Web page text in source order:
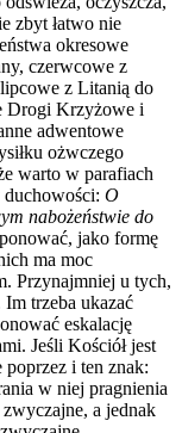
zbyt łatwo nie
okresowe
czerwcowe z
z Litanią do
Drogi Krzyżowe i
adwentowe
ożwczego
warto w parafiach
duchowości: O
nabożeństwie do
jako formę
ma moc
Przynajmniej u tych,
trzeba ukazać
eskalację
Jeśli Kościół jest
i ten znak:
w niej pragnienia
a jednak